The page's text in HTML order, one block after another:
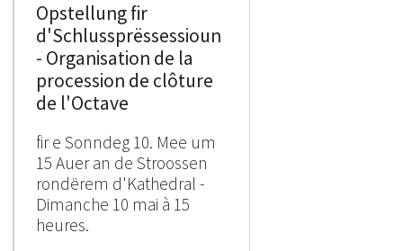
Opstellung fir
d'Schlussprëssessioun
- Organisation de la
procession de clôture
de l'Octave
fir e Sonndeg 10. Mee um
15 Auer an de Stroossen
rondërem d'Kathedral -
Dimanche 10 mai à 15
heures.